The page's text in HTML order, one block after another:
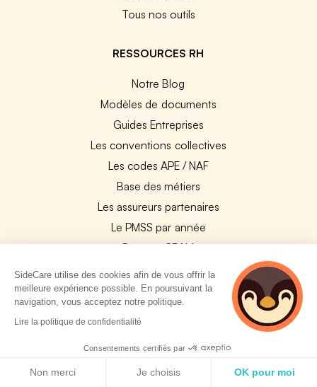
Tous nos outils
RESSOURCES RH
Notre Blog
Modèles de documents
Guides Entreprises
Les conventions collectives
Les codes APE / NAF
Base des métiers
Les assureurs partenaires
Le PMSS par année
Bureaux CPAM
Les codes CCAM
Les OPCO
Tops assurances par secteur
Réseaux de soins
Boîte à outils santé
Les garanties des assurances entreprises
SideCare utilise des cookies afin de vous offrir la
meilleure expérience possible. En poursuivant la
navigation, vous acceptez notre politique.
Lire la politique de confidentialité
Consentements certifiés par
Non merci Je choisis OK pour moi
3 personnes
consultent
actuellement cette